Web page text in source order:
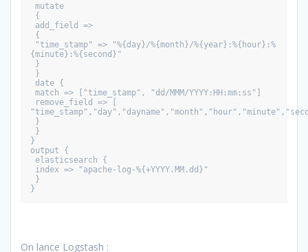
mutate
{
add_field =>
{
{minute}:%{second}"
}
}
date {
match => ["time_stamp", "dd/MMM/YYYY:HH:mm:ss"]
}
}
}
output {
elasticsearch {
index => "apache-log-%{+YYYY.MM.dd}"
}
}
On lance Logstash :